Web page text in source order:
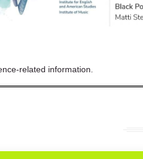
related information.